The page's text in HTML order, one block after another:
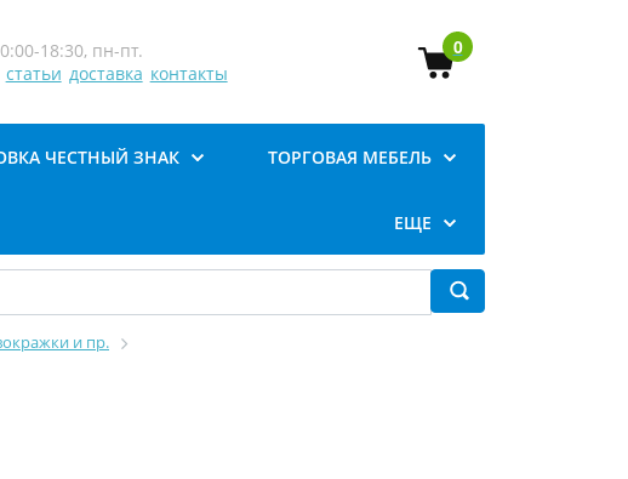
0
18:30, пн-пт.
статьи доставка контакты
ЧЕСТНЫЙ ЗНАК ТОРГОВАЯ МЕБЕЛЬ
ЕЩЕ
и пр.